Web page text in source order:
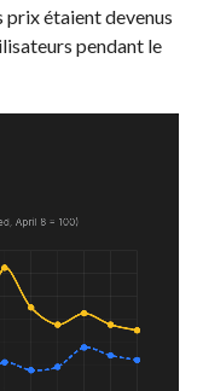
prix étaient devenus
pendant le